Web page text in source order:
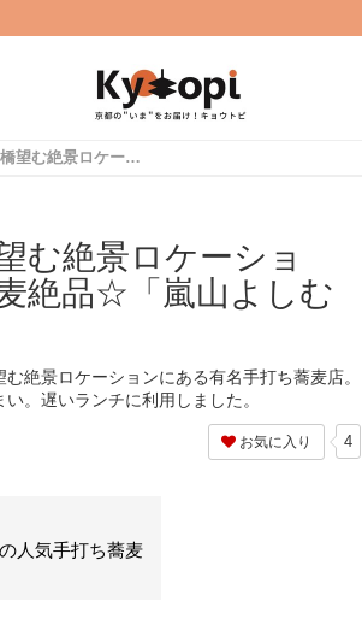
【京都蕎麦めぐり】渡月橋望む絶景ロケーション！石臼挽き国産手打ち蕎麦絶品☆「嵐山よしむら」
む絶景ロケーショ
絶品☆「嵐山よしむ
絶景ロケーションにある有名手打ち蕎麦店。
。遅いランチに利用しました。
お気に入り 4
人気手打ち蕎麦